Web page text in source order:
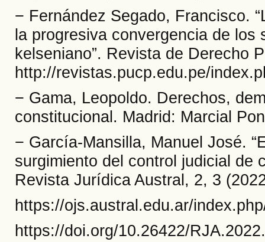
− Fernández Segado, Francisco.
la progresiva convergencia de los
kelseniano”. Revista de Derecho
http://revistas.pucp.edu.pe/
− Gama, Leopoldo. Derechos,
constitucional. Madrid: Marcial
− García-Mansilla, Manuel José.
surgimiento del control judicial de
Revista Jurídica Austral, 2, 3
https://ojs.austral.edu.ar/
https://doi.org/10.26422/